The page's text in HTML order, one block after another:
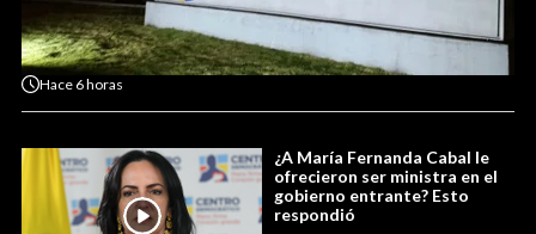
Hace 6 horas
¿A María Fernanda Cabal le
ofrecieron ser ministra en el
gobierno entrante? Esto
respondió